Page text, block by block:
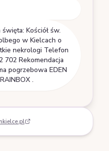
Kościół św.
w Kielcach o
nekrologi Telefon
702 Rekomendacja
pogrzebowa EDEN
.